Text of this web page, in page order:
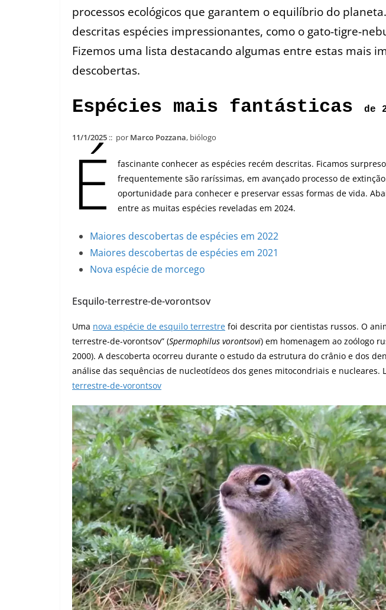
processos ecológicos que garantem o equilíbrio do
descritas espécies impressionantes, como o gato-tigre-
Fizemos uma lista destacando algumas entre estas mais
descobertas.
Espécies mais fantásticas de
11/1/2025 :: por Marco Pozzana, biólogo
É
fascinante conhecer as espécies recém descritas. Ficamos
frequentemente são raríssimas, em avançado processo de
oportunidade para conhecer e preservar essas formas de vida.
entre as muitas espécies reveladas em 2024.
Maiores descobertas de espécies em 2022
Maiores descobertas de espécies em 2021
Nova espécie de morcego
Esquilo-terrestre-de-vorontsov
Uma nova espécie de esquilo terrestre foi descrita por cientistas russos. O
terrestre-de-vorontsov” (Spermophilus vorontsovi) em homenagem ao zoólogo
2000). A descoberta ocorreu durante o estudo da estrutura do crânio e dos
análise das sequências de nucleotídeos dos genes mitocondriais e nucleares.
terrestre-de-vorontsov